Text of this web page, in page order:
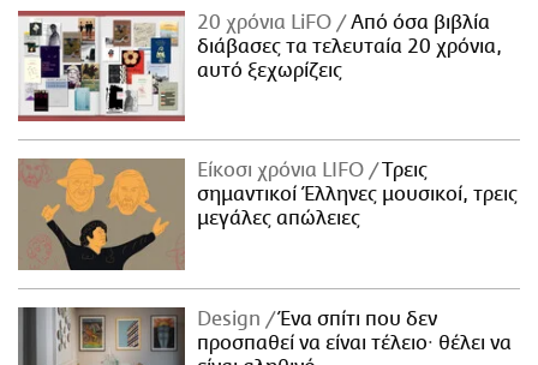
20 χρόνια LiFO
Από όσα βιβλία
διάβασες τα τελευταία 20 χρόνια,
αυτό ξεχωρίζεις
Είκοσι χρόνια LIFO
Tρεις
σημαντικοί Έλληνες μουσικοί, τρεις
μεγάλες απώλειες
Design
Ένα σπίτι που δεν
προσπαθεί να είναι τέλειο· θέλει να